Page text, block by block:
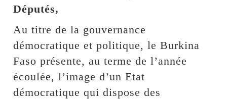
Députés,
Au titre de la gouvernance
démocratique et politique, le Burkina
Faso présente, au terme de l’année
écoulée, l’image d’un Etat
démocratique qui dispose des